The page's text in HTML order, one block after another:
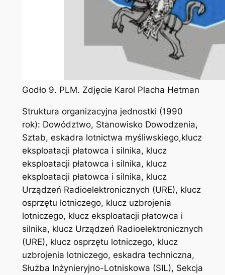
Godło 9. PLM. Zdjęcie Karol Placha Hetman
Struktura organizacyjna jednostki (1990
rok): Dowództwo, Stanowisko Dowodzenia,
Sztab, eskadra lotnictwa myśliwskiego,klucz
eksploatacji płatowca i silnika, klucz
eksploatacji płatowca i silnika, klucz
eksploatacji płatowca i silnika, klucz
Urządzeń Radioelektronicznych (URE), klucz
osprzętu lotniczego, klucz uzbrojenia
lotniczego, klucz eksploatacji płatowca i
silnika, klucz Urządzeń Radioelektronicznych
(URE), klucz osprzętu lotniczego, klucz
uzbrojenia lotniczego, eskadra techniczna,
Służba Inżynieryjno-Lotniskowa (SIL), Sekcja